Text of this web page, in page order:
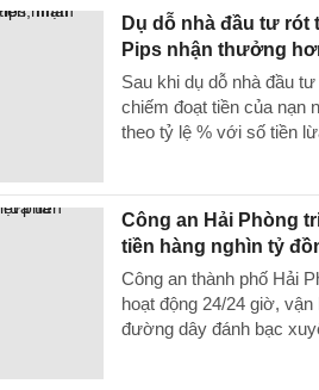
Dụ dỗ nhà đầu tư rót
Pips nhận thưởng
Sau khi dụ dỗ nhà đầu
chiếm đoạt tiền của nạn
theo tỷ lệ % với số tiền
Công an Hải Phòng
tiền hàng nghìn tỷ
Công an thành phố Hải
hoạt động 24/24 giờ,
đường dây đánh bạc